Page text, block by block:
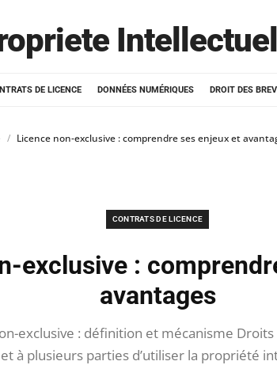
DE LICENCE DONNÉES NUMÉRIQUES DROIT DES
Licence non-exclusive : comprendre ses enjeux et
CONTRATS DE LICENCE
exclusive :
avantages
exclusive : définition et mécanisme
à plusieurs parties d’utiliser la propriété